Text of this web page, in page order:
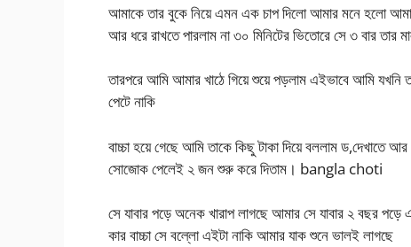
আমাকে তার বুকে নিয়ে এমন এক চাপ দিলো আমার মনে হলো
আর ধরে রাখতে পারলাম না ৩০ মিনিটের ভিতোরে সে ৩ বার তার
তারপরে আমি আমার খাঠে গিয়ে শুয়ে পড়লাম এইভাবে আমি যখনি
পেটে নাকি
বাচ্চা হয়ে গেছে আমি তাকে কিছু টাকা দিয়ে বললাম
সোজোক পেলেই ২ জন শুরু করে দিতাম। bangla choti
সে যাবার পড়ে অনেক খারাপ লাগছে আমার সে যাবার ২ বছর পড়ে
কার বাচ্চা সে বল্লো এইটা নাকি আমার যাক শুনে ভালই লাগছে